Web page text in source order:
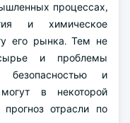
процессах,
и химическое
его рынка. Тем не
и проблемы
безопасностью и
в некоторой
прогноз отрасли по